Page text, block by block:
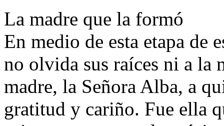
La madre que la formó
En medio de esta etapa de
no olvida sus raíces ni a la
madre, la Señora Alba, a
gratitud y cariño. Fue ella